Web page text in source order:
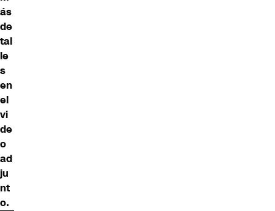
ás
de
tal
le
s
en
el
vi
de
o
ad
ju
nt
o.